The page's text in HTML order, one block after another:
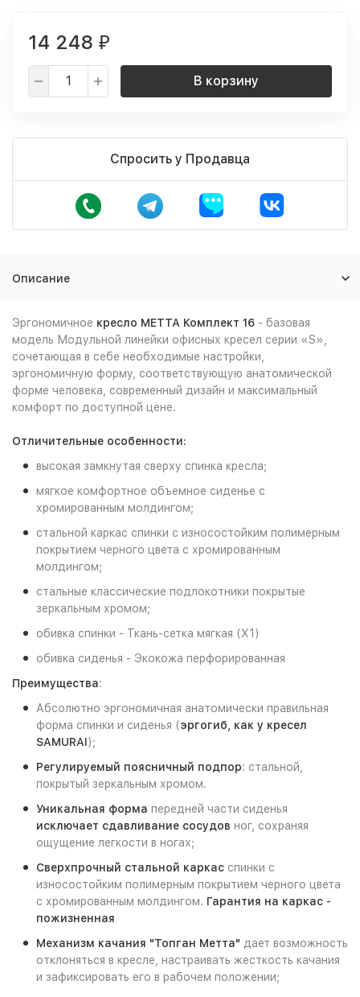
14 248 ₽
В корзину
Спросить у Продавца
Описание
Эргономичное кресло МЕТТА Комплект 16 - базовая
модель Модульной линейки офисных кресел серии «S»,
сочетающая в себе необходимые настройки,
эргономичную форму, соответствующую анатомической
форме человека, современный дизайн и максимальный
комфорт по доступной цене.
Отличительные особенности:
высокая замкнутая сверху спинка кресла;
мягкое комфортное объемное сиденье с
хромированным молдингом;
стальной каркас спинки с износостойким полимерным
покрытием черного цвета с хромированным
молдингом;
стальные классические подлокотники покрытые
зеркальным хромом;
обивка спинки - Ткань-сетка мягкая (X1)
обивка сиденья - Экокожа перфорированная
Преимущества:
Абсолютно эргономичная анатомически правильная
форма спинки и сиденья (эргогиб, как у кресел
SAMURAI);
Регулируемый поясничный подпор: стальной,
покрытый зеркальным хромом.
Уникальная форма передней части сиденья
исключает сдавливание сосудов ног, сохраняя
ощущение легкости в ногах;
Сверхпрочный стальной каркас спинки с
износостойким полимерным покрытием черного цвета
с хромированным молдингом. Гарантия на каркас -
пожизненная
Механизм качания "Топган Метта" дает возможность
отклоняться в кресле, настраивать жесткость качания
и зафиксировать его в рабочем положении;